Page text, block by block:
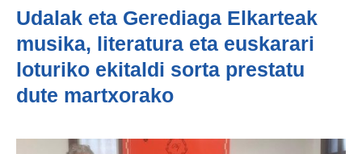
Udalak eta Gerediaga Elkarteak
musika, literatura eta euskarari
loturiko ekitaldi sorta prestatu
dute martxorako